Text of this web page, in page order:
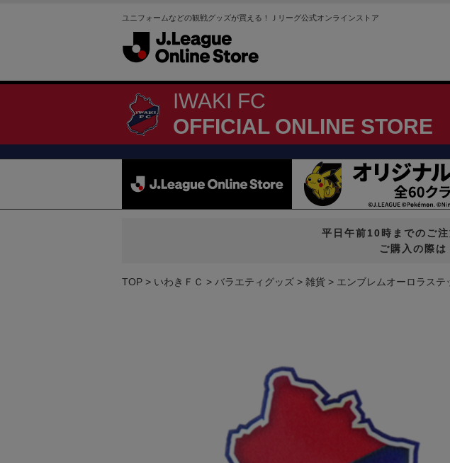
ユニフォームなどの観戦グッズが買える！Ｊリーグ公式オンラインストア
IWAKI FC
OFFICIAL ONLINE STORE
平日午前10時までのご
ご購入の際は
TOP いわきＦＣ バラエティグッズ 雑貨 エンブレムオーロラステ